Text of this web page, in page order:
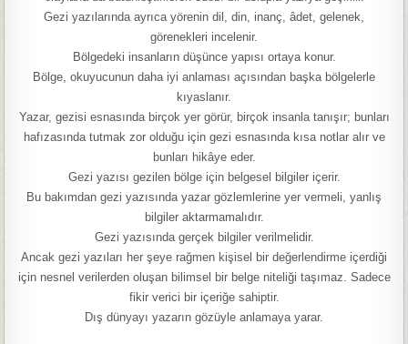
Gezi yazılarında ayrıca yörenin dil, din, inanç, âdet, gelenek,
görenekleri incelenir.
Bölgedeki insanların düşünce yapısı ortaya konur.
Bölge, okuyucunun daha iyi anlaması açısından başka bölgelerle
kıyaslanır.
Yazar, gezisi esnasında birçok yer görür, birçok insanla tanışır; bunları
hafızasında tutmak zor olduğu için gezi esnasında kısa notlar alır ve
bunları hikâye eder.
Gezi yazısı gezilen bölge için belgesel bilgiler içerir.
Bu bakımdan gezi yazısında yazar gözlemlerine yer vermeli, yanlış
bilgiler aktarmamalıdır.
Gezi yazısında gerçek bilgiler verilmelidir.
Ancak gezi yazıları her şeye rağmen kişisel bir değerlendirme içerdiği
için nesnel verilerden oluşan bilimsel bir belge niteliği taşımaz. Sadece
fikir verici bir içeriğe sahiptir.
Dış dünyayı yazarın gözüyle anlamaya yarar.